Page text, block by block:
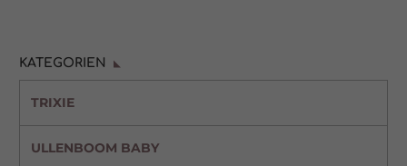
KATEGORIEN
TRIXIE
ULLENBOOM BABY